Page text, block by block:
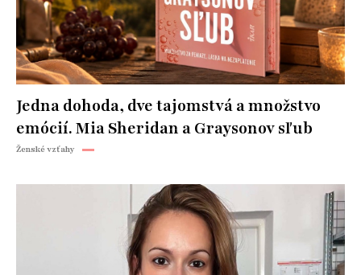
Jedna dohoda, dve tajomstvá a množstvo
emócií. Mia Sheridan a Graysonov sľub
Ženské vzťahy